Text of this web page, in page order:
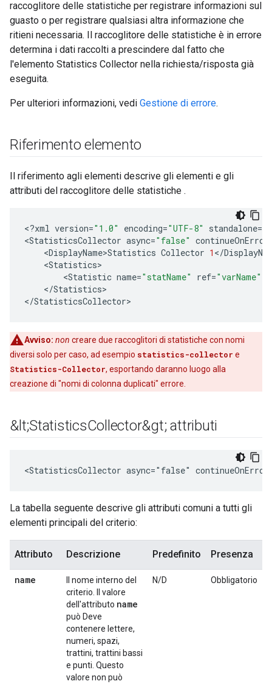
raccoglitore delle statistiche per registrare informazioni sul
guasto o per registrare qualsiasi altra informazione che
ritieni necessaria. Il raccoglitore delle statistiche è in errore
determina i dati raccolti a prescindere dal fatto che
l'elemento Statistics Collector nella richiesta/risposta già
eseguita.
Per ulteriori informazioni, vedi Gestione di errore.
Riferimento elemento
Il riferimento agli elementi descrive gli elementi e gli
attributi del raccoglitore delle statistiche .
<?xml version="1.0" encoding="UTF-8" standalone=
<StatisticsCollector async="false" continueOnError
<DisplayName>Statistics Collector 1 </
<Statistics
<Statistic name="statName" ref="varName"
</Statistics>
</StatisticsCollector>
Avviso: non creare due raccoglitori di statistiche con nomi
diversi solo per caso, ad esempio statistics-collector e
Statistics-Collector, esportando daranno luogo alla
creazione di "nomi di colonna duplicati" errore.
&lt;StatisticsCollector&gt; attributi
<StatisticsCollector async="false"
La tabella seguente descrive gli attributi comuni a tutti gli
elementi principali del criterio:
Attributo Descrizione Predefinito Presenza
name
Il nome interno del
criterio. Il valore
dell'attributo name
può Deve
contenere lettere,
numeri, spazi,
trattini, trattini bassi
e punti. Questo
valore non può
N/D Obbligatorio